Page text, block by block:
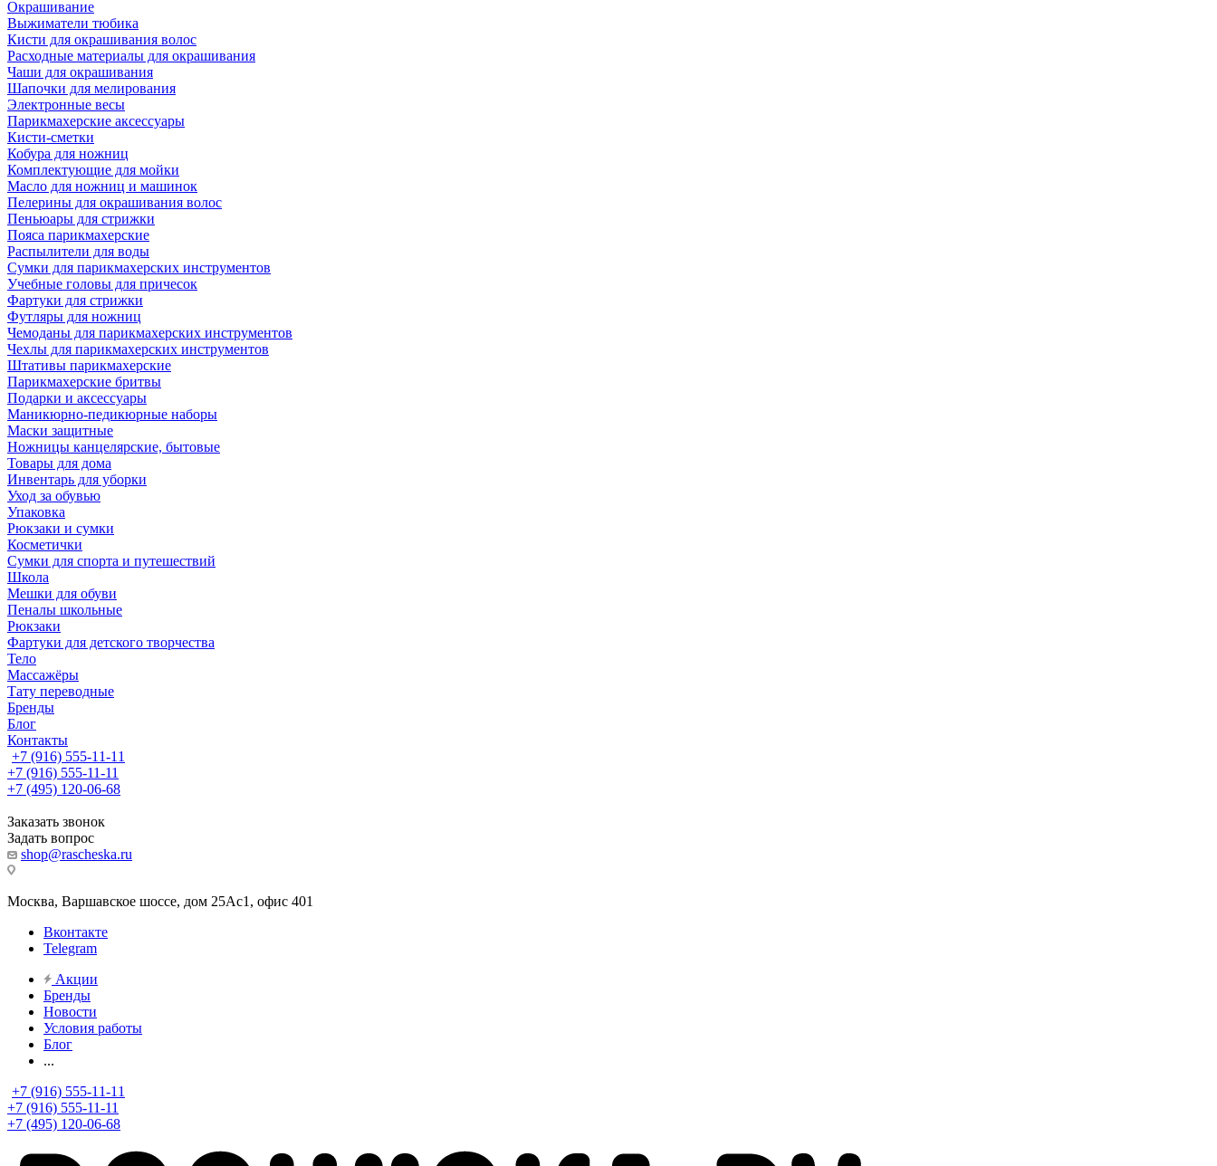
Окрашивание
Выжиматели тюбика
Кисти для окрашивания волос
Расходные материалы для окрашивания
Чаши для окрашивания
Шапочки для мелирования
Электронные весы
Парикмахерские аксессуары
Кисти-сметки
Кобура для ножниц
Комплектующие для мойки
Масло для ножниц и машинок
Пелерины для окрашивания волос
Пеньюары для стрижки
Пояса парикмахерские
Распылители для воды
Сумки для парикмахерских инструментов
Учебные головы для причесок
Фартуки для стрижки
Футляры для ножниц
Чемоданы для парикмахерских инструментов
Чехлы для парикмахерских инструментов
Штативы парикмахерские
Парикмахерские бритвы
Подарки и аксессуары
Маникюрно-педикюрные наборы
Маски защитные
Ножницы канцелярские, бытовые
Товары для дома
Инвентарь для уборки
Уход за обувью
Упаковка
Рюкзаки и сумки
Косметички
Сумки для спорта и путешествий
Школа
Мешки для обуви
Пеналы школьные
Рюкзаки
Фартуки для детского творчества
Тело
Массажёры
Тату переводные
Бренды
Блог
Контакты
+7 (916) 555-11-11
+7 (916) 555-11-11
+7 (495) 120-06-68
Заказать звонок
Задать вопрос
shop@rascheska.ru
Москва, Варшавское шоссе, дом 25Аc1, офис 401
Вконтакте
Telegram
Акции
Бренды
Новости
Условия работы
Блог
...
+7 (916) 555-11-11
+7 (916) 555-11-11
+7 (495) 120-06-68